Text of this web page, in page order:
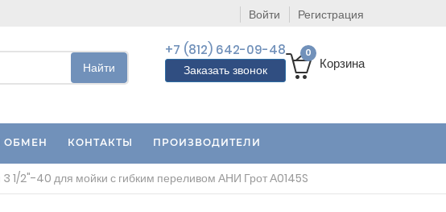
Войти Регистрация
Найти
+7 (812) 642-09-48
Заказать звонок
0
Корзина
ОБМЕН КОНТАКТЫ ПРОИЗВОДИТЕЛИ
1/2"-40 для мойки с гибким переливом АНИ Грот А0145S